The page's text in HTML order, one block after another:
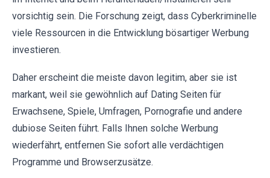
vorsichtig sein. Die Forschung zeigt, dass Cyberkriminelle
viele Ressourcen in die Entwicklung bösartiger Werbung
investieren.
Daher erscheint die meiste davon legitim, aber sie ist
markant, weil sie gewöhnlich auf Dating Seiten für
Erwachsene, Spiele, Umfragen, Pornografie und andere
dubiose Seiten führt. Falls Ihnen solche Werbung
wiederfährt, entfernen Sie sofort alle verdächtigen
Programme und Browserzusätze.